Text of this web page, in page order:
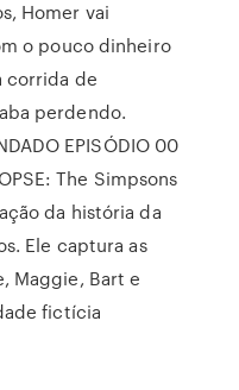
Homer vai
o pouco dinheiro
corrida de
perdendo.
EPISÓDIO 00
The Simpsons
da história da
Ele captura as
Maggie, Bart e
fictícia